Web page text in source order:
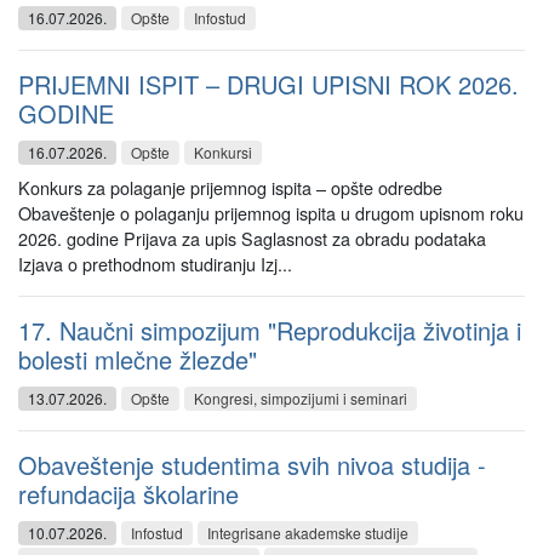
16.07.2026. Opšte Infostud
PRIJEMNI ISPIT – DRUGI UPISNI ROK 2026.
GODINE
16.07.2026. Opšte Konkursi
Konkurs za polaganje prijemnog ispita – opšte odredbe
Obaveštenje o polaganju prijemnog ispita u drugom upisnom roku
2026. godine Prijava za upis Saglasnost za obradu podataka
Izjava o prethodnom studiranju Izj...
17. Naučni simpozijum "Reprodukcija životinja i
bolesti mlečne žlezde"
13.07.2026. Opšte Kongresi, simpozijumi i seminari
Obaveštenje studentima svih nivoa studija -
refundacija školarine
10.07.2026. Infostud
Integrisane akademske studije